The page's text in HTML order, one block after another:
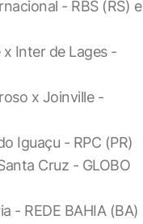
- RBS (RS) e
Inter de Lages -
x Joinville -
Iguaçu - RPC (PR)
Cruz - GLOBO
- REDE BAHIA (BA)